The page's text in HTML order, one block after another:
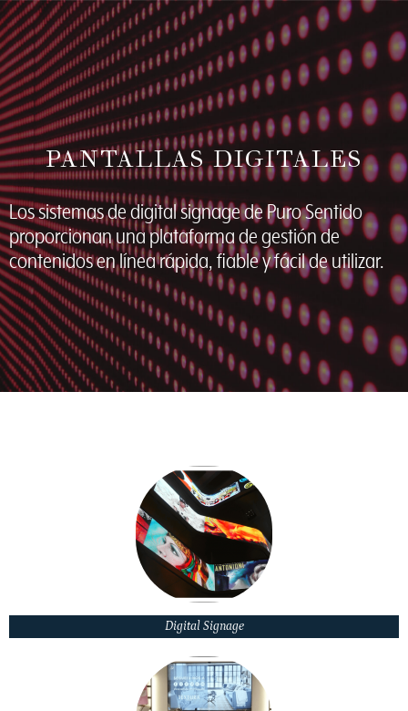
PANTALLAS DIGITALES
Los sistemas de digital signage de Puro Sentido
proporcionan una plataforma de gestión de
contenidos en línea rápida, fiable y fácil de utilizar.
Digital Signage